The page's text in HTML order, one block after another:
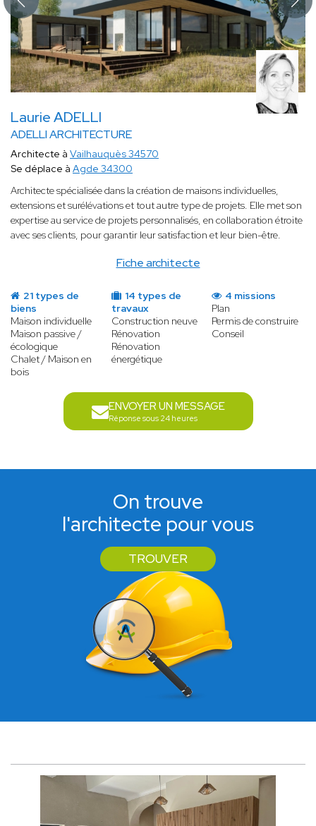
Laurie ADELLI
ADELLI ARCHITECTURE
Fiche architecte
Architecte à Vailhauquès 34570
Se déplace à Agde 34300
Architecte spécialisée dans la création de maisons individuelles,
extensions et surélévations et tout autre type de projets. Elle met son
expertise au service de projets personnalisés, en collaboration étroite
avec ses clients, pour garantir leur satisfaction et leur bien-être.
21 types de
biens
Maison individuelle
Maison passive /
écologique
Chalet / Maison en
bois
14 types de
travaux
Construction neuve
Rénovation
Rénovation
énergétique
4 missions
Plan
Permis de construire
Conseil
ENVOYER UN MESSAGE
Réponse sous 24 heures
On trouve
l'architecte pour vous
TROUVER